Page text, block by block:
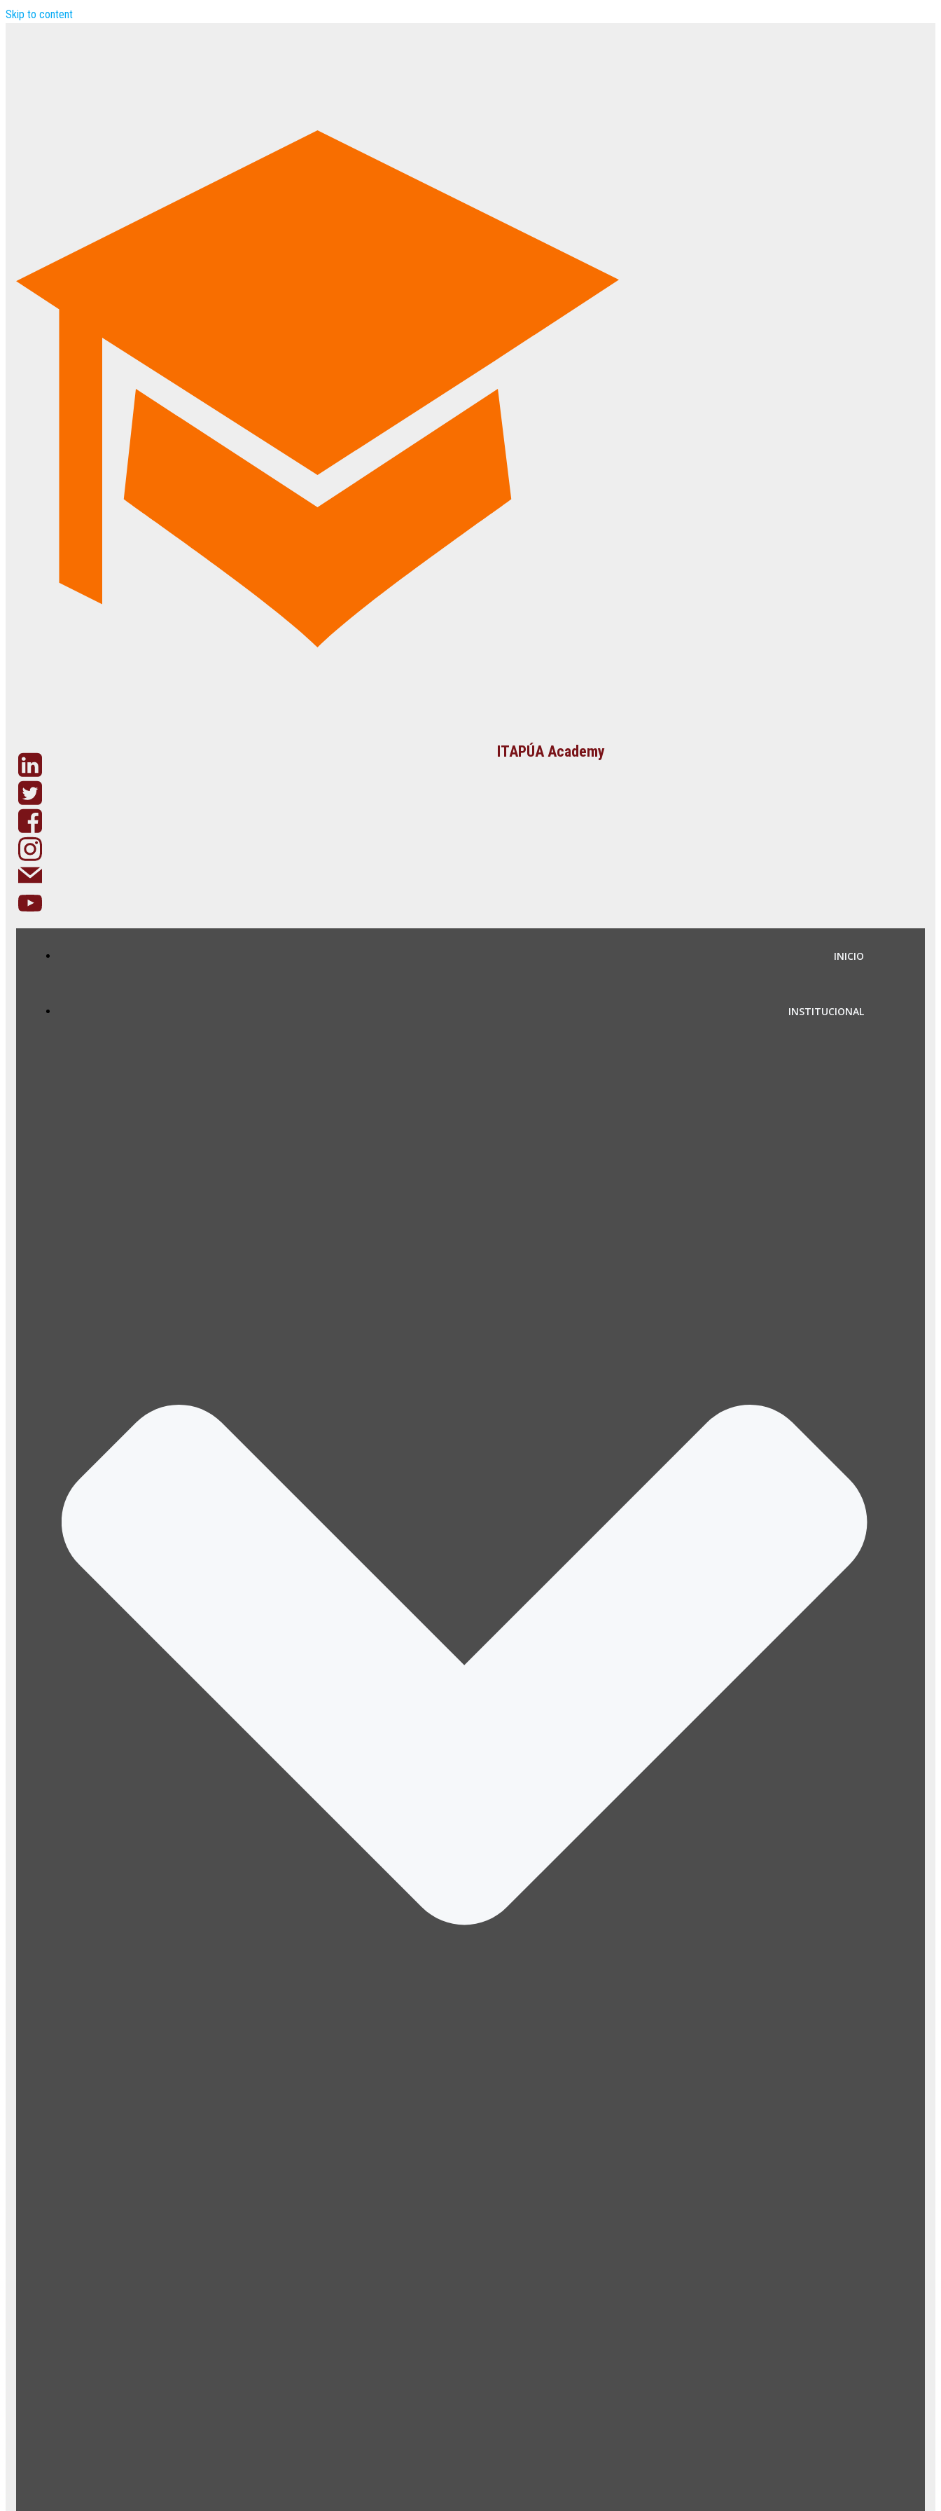
Skip to content
ITAPÚA Academy
INICIO
INSTITUCIONAL